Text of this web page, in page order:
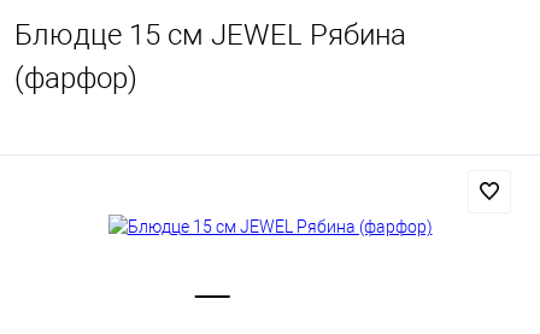
Блюдце 15 см JEWEL Рябина
(фарфор)